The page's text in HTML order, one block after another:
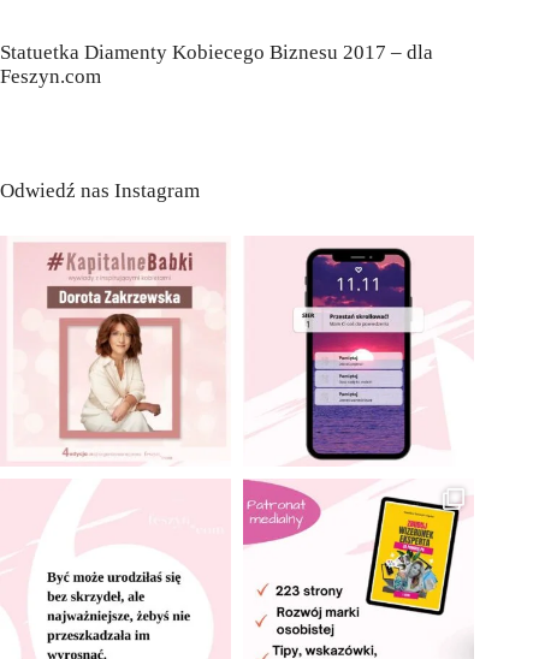
Statuetka Diamenty Kobiecego Biznesu 2017 – dla
Feszyn.com
Odwiedź nas Instagram